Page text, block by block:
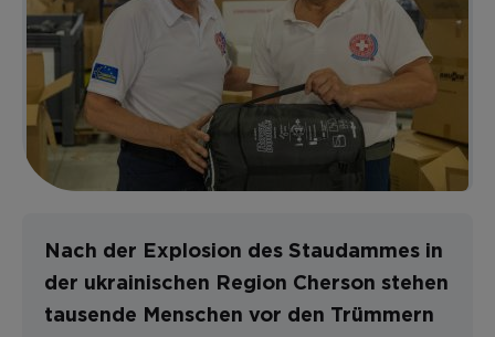
Nach der Explosion des Staudammes in
der ukrainischen Region Cherson stehen
tausende Menschen vor den Trümmern